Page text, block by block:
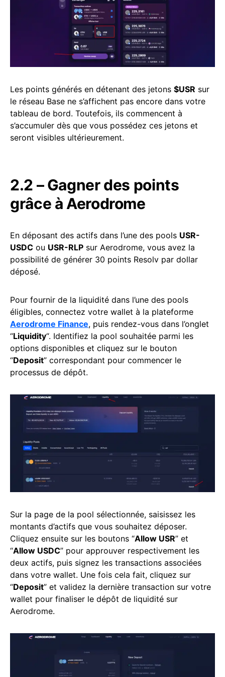
Les points générés en détenant des jetons $USR sur
le réseau Base ne s’affichent pas encore dans votre
tableau de bord. Toutefois, ils commencent à
s’accumuler dès que vous possédez ces jetons et
seront visibles ultérieurement.
2.2 – Gagner des points
grâce à Aerodrome
En déposant des actifs dans l’une des pools USR-
USDC ou USR-RLP sur Aerodrome, vous avez la
possibilité de générer 30 points Resolv par dollar
déposé.
Pour fournir de la liquidité dans l’une des pools
éligibles, connectez votre wallet à la plateforme
Aerodrome Finance, puis rendez-vous dans l’onglet
“Liquidity“. Identifiez la pool souhaitée parmi les
options disponibles et cliquez sur le bouton
“Deposit” correspondant pour commencer le
processus de dépôt.
Sur la page de la pool sélectionnée, saisissez les
montants d’actifs que vous souhaitez déposer.
Cliquez ensuite sur les boutons “Allow USR” et
“Allow USDC” pour approuver respectivement les
deux actifs, puis signez les transactions associées
dans votre wallet. Une fois cela fait, cliquez sur
“Deposit” et validez la dernière transaction sur votre
wallet pour finaliser le dépôt de liquidité sur
Aerodrome.